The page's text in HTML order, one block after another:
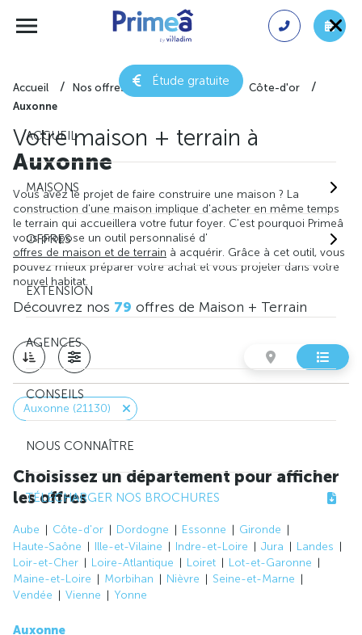
Étude gratuite
ACCUEIL
MAISONS
OFFRES
EXTENSION
AGENCES
CONSEILS
NOUS CONNAÎTRE
TÉLÉCHARGER NOS BROCHURES
Accueil Nos offres de maison + terrain
Côte-d'or
Auxonne
Votre maison + terrain à
Auxonne
Vous avez le projet de faire construire une maison ? La
construction d'une maison implique d'acheter en même temps
le terrain qui accueillera votre futur foyer. C'est pourquoi Primeâ
vous propose un outil personnalisé d'
offres de maison et de terrain à acquérir. Grâce à cet outil, vous
pouvez mieux préparer votre achat et vous projeter dans votre
nouvel habitat.
Découvrez nos 79 offres de Maison + Terrain
Auxonne (21130)
Choisissez un département pour afficher
les offres
Aube Côte-d'or Dordogne Essonne
Gironde
Haute-Saône
Ille-et-Vilaine Indre-et-Loire Jura
Landes
Loir-et-Cher
Loire-Atlantique Loiret
Lot-et-Garonne
Maine-et-Loire
Morbihan Nièvre
Seine-et-Marne
Vendée
Vienne Yonne
Auxonne